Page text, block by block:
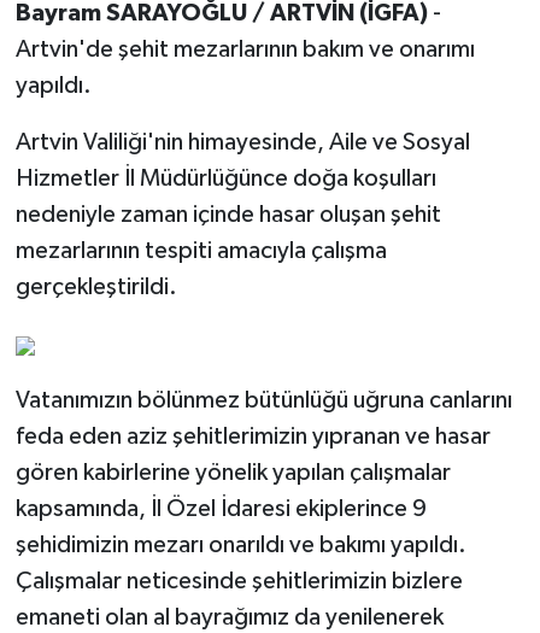
Bayram SARAYOĞLU / ARTVİN (İGFA) -
Artvin'de şehit mezarlarının bakım ve onarımı
yapıldı.
Artvin Valiliği'nin himayesinde, Aile ve Sosyal
Hizmetler İl Müdürlüğünce doğa koşulları
nedeniyle zaman içinde hasar oluşan şehit
mezarlarının tespiti amacıyla çalışma
gerçekleştirildi.
Vatanımızın bölünmez bütünlüğü uğruna canlarını
feda eden aziz şehitlerimizin yıpranan ve hasar
gören kabirlerine yönelik yapılan çalışmalar
kapsamında, İl Özel İdaresi ekiplerince 9
şehidimizin mezarı onarıldı ve bakımı yapıldı.
Çalışmalar neticesinde şehitlerimizin bizlere
emaneti olan al bayrağımız da yenilenerek